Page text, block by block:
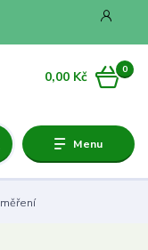
Menu
0
0,00 Kč